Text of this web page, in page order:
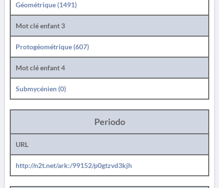
Géométrique (1491)
Mot clé enfant 3
Protogéométrique (607)
Mot clé enfant 4
Submycénien (0)
Periodo
URL
http://n2t.net/ark:/99152/p0gtzvd3kjh